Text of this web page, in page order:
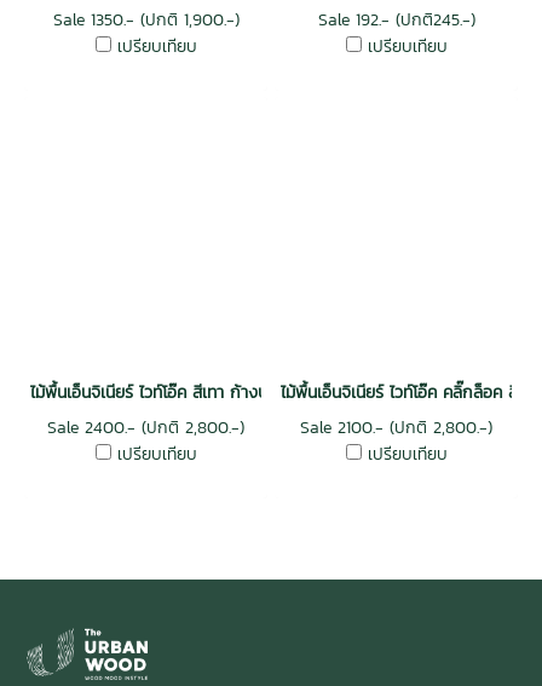
Sale 1350.- (ปกติ 1,900.-)
เปรียบเทียบ
Sale 192.- (ปกติ245.-)
เปรียบเทียบ
ไม้พื้นเอ็นจิเนียร์ ไวท์โอ๊ค สีเทา ก้างปลา
Sale 2400.- (ปกติ 2,800.-)
เปรียบเทียบ
ไม้พื้นเอ็นจิเนียร์ ไวท์โอ๊ค คลิ๊กล็อค สีธร
Sale 2100.- (ปกติ 2,800.-)
เปรียบเทียบ